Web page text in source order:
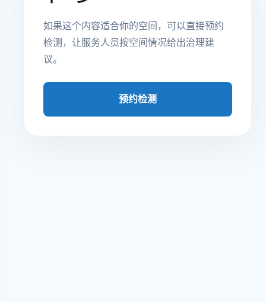
如果这个内容适合你的空间，可以直接预约
检测，让服务人员按空间情况给出治理建
议。
预约检测